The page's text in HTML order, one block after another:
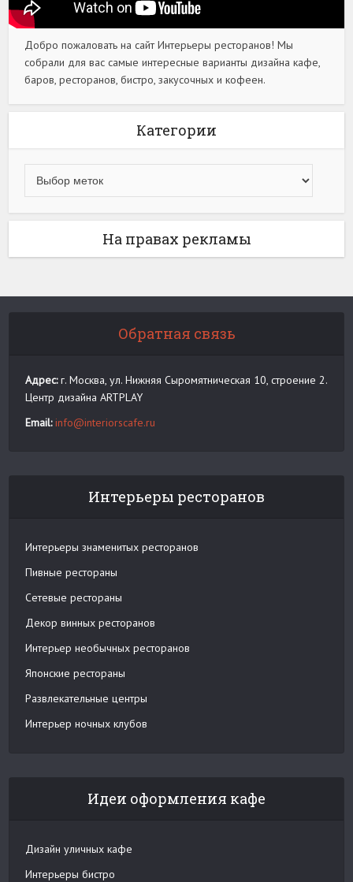
Добро пожаловать на сайт Интерьеры ресторанов! Мы
собрали для вас самые интересные варианты дизайна кафе,
баров, ресторанов, бистро, закусочных и кофеен.
Категории
На правах рекламы
Обратная связь
Адрес:г. Москва, ул. Нижняя Сыромятническая 10, строение 2.
Центр дизайна ARTPLAY
Email: info@interiorscafe.ru
Интерьеры ресторанов
Интерьеры знаменитых ресторанов
Пивные рестораны
Сетевые рестораны
Декор винных ресторанов
Интерьер необычных ресторанов
Японские рестораны
Развлекательные центры
Интерьер ночных клубов
Идеи оформления кафе
Дизайн уличных кафе
Интерьеры бистро